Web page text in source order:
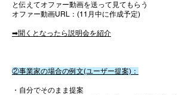
と伝えてオファー動画を送って見てもらう
​オファー動画URL：(11月中に作成予定)
​➡聞くとなったら説明会を紹介
②事業家の場合の例文(ユーザー提案) ：
・自分でそのまま提案